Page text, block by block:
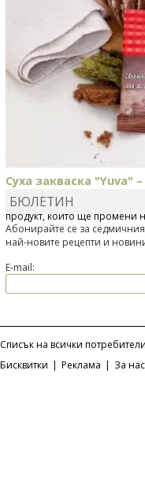
Суха закваска "Yuva"
Отскоро Лесафр България
продукт, който ще промени
БЮЛЕТИН
Абонирайте се за
най-новите рецепти и
E-mail:
Списък на всички потребители
Бисквитки | Реклама | За нас